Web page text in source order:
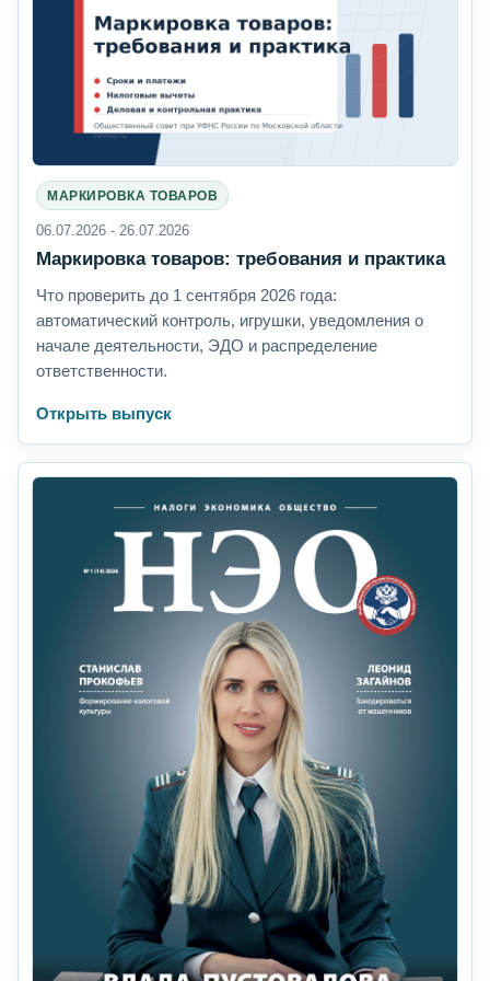
МАРКИРОВКА ТОВАРОВ
06.07.2026 - 26.07.2026
Маркировка товаров: требования и практика
Что проверить до 1 сентября 2026 года:
автоматический контроль, игрушки, уведомления о
начале деятельности, ЭДО и распределение
ответственности.
Открыть выпуск